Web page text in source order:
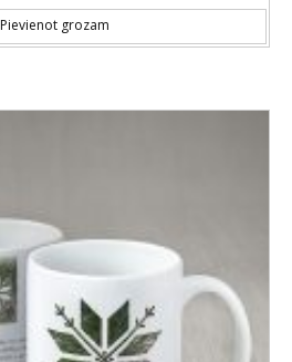
Pievienot grozam